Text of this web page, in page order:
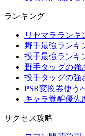
ランキング
リセマラランキ
野手最強ランキ
投手最強ランキ
野手タッグの強
投手タッグの強
PSR変換券使う
キャラ覚醒優先
サクセス攻略